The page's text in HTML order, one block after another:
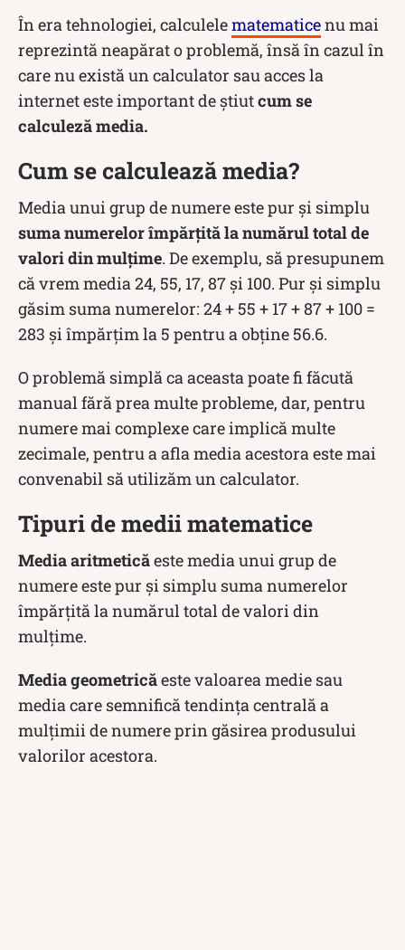
În era tehnologiei, calculelematematicenu mai
reprezintă neapărat o problemă, însă în cazul în
care nu există un calculator sau acces la
internet este important de știutcum se
calculeză media.
Cum se calculează media?
Media unui grup de numere este pur și simplu
suma numerelor împărțită la numărul total de
valori din mulțime. De exemplu, să presupunem
că vrem media 24, 55, 17, 87 și 100. Pur și simplu
găsim suma numerelor: 24 + 55 + 17 + 87 + 100 =
283 și împărțim la 5 pentru a obține 56.6.
O problemă simplă ca aceasta poate fi făcută
manual fără prea multe probleme, dar, pentru
numere mai complexe care implică multe
zecimale, pentru a afla media acestora este mai
convenabil să utilizăm un calculator.
Tipuri de medii matematice
Media aritmeticăeste media unui grup de
numere este pur și simplu suma numerelor
împărțită la numărul total de valori din
mulțime.
Media geometricăeste valoarea medie sau
media care semnifică tendința centrală a
mulțimii de numere prin găsirea produsului
valorilor acestora.